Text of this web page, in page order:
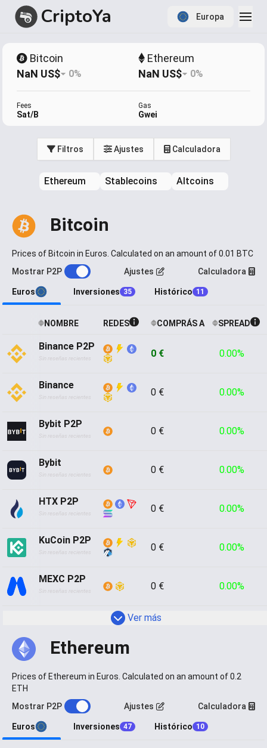
CriptoYa Europa
Bitcoin
NaN US$
0%
Ethereum
NaN US$
0%
Fees
Sat/B
Gas
Gwei
Filtros Ajustes Calculadora
Ethereum Stablecoins Altcoins
Bitcoin
Prices of Bitcoin in Euros. Calculated on an amount of 0.01 BTC
Mostrar P2P
Ajustes Calculadora
Euros Inversiones 35 Histórico 11
NOMBRE REDES COMPRÁS A SPREAD
Binance P2P
Sin reseñas recientes 0 € 0.00%
Binance
Sin reseñas recientes 0 € 0.00%
Bybit P2P
Sin reseñas recientes 0 € 0.00%
Bybit
Sin reseñas recientes 0 € 0.00%
HTX P2P
Sin reseñas recientes 0 € 0.00%
KuCoin P2P
Sin reseñas recientes 0 € 0.00%
MEXC P2P
Sin reseñas recientes 0 € 0.00%
Ver más
Ethereum
Prices of Ethereum in Euros. Calculated on an amount of 0.2
ETH
Mostrar P2P
Ajustes Calculadora
Euros Inversiones 47 Histórico 10